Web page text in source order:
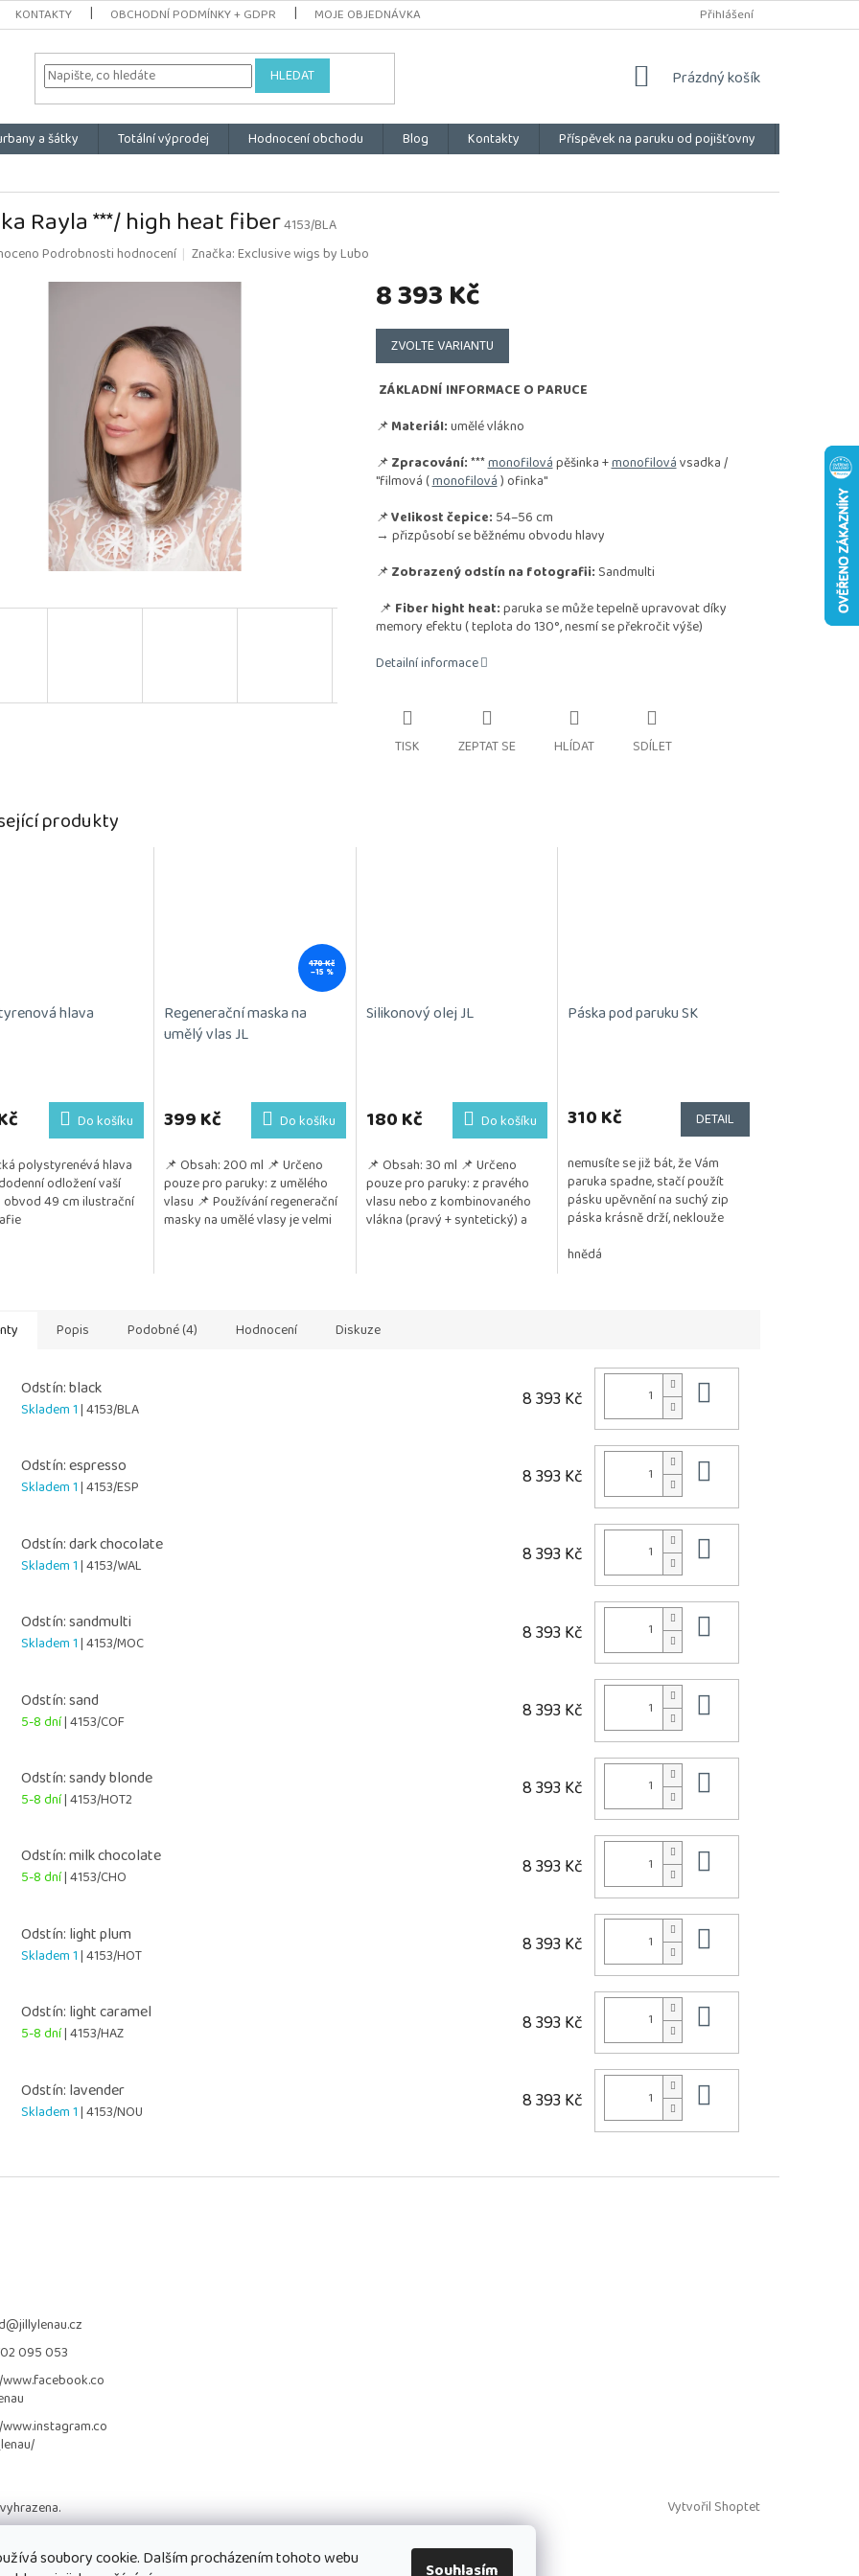
soubory cookie. Dalším procházením tohoto webu
Souhlasím
KONTAKTY OBCHODNÍ PODMÍNKY + GDPR MOJE OBJEDNÁVKA Přihlášení
HLEDAT
NÁKUPNÍ
Prázdný košík
a šátky Totální výprodej Hodnocení obchodu Blog Kontakty Příspěvek na paruku od pojišťovny
Rayla ***/ high heat fiber4153/BLA
Podrobnosti hodnocení Značka:Exclusive wigs by Lubo
8 393 Kč
Měrná
cena:
ZVOLTE VARIANTU
ZÁKLADNÍ INFORMACE O PARUCE
📌Materiál:umělé vlákno
📌Zpracování:***monofilovápěšinka +monofilovávsadka /
"filmová (monofilová) ofinka"
📌Velikost čepice: 54–56 cm
→ přizpůsobí se běžnému obvodu hlavy
📌Zobrazený odstín na fotografii: Sandmulti
📌 Fiber hight heat:paruka se může tepelně upravovat díky
memory efektu ( teplota do 130°, nesmí se překročit výše)
Detailní informace
TISK ZEPTAT SE HLÍDAT SDÍLET
produkty
hlava
Do košíku
polystyrenévá hlava
odložení vaší
obvod 49 cm ilustrační
470 Kč
–15 %
Regenerační maska na
umělý vlas JL
399 Kč Do košíku
📌 Obsah: 200 ml 📌 Určeno
pouze pro paruky: z umělého
vlasu 📌 Používání regenerační
masky na umělé vlasy je velmi
Silikonový olej JL
180 Kč Do košíku
📌 Obsah: 30 ml 📌 Určeno
pouze pro paruky: z pravého
vlasu nebo z kombinovaného
vlákna (pravý + syntetický) a
Páska pod paruku SK
310 Kč DETAIL
nemusíte se již bát, že Vám
paruka spadne, stačí použít
pásku upěvnění na suchý zip
páska krásně drží, neklouže
hnědá
Popis Podobné (4) Hodnocení Diskuze
Odstín: black
Skladem 1| 4153/BLA 8 393 Kč
Odstín: espresso
Skladem 1| 4153/ESP 8 393 Kč
Odstín: dark chocolate
Skladem 1| 4153/WAL 8 393 Kč
Odstín: sandmulti
Skladem 1| 4153/MOC 8 393 Kč
Odstín: sand
5-8 dní| 4153/COF 8 393 Kč
Odstín: sandy blonde
5-8 dní| 4153/HOT2 8 393 Kč
Odstín: milk chocolate
5-8 dní| 4153/CHO 8 393 Kč
Odstín: light plum
Skladem 1| 4153/HOT 8 393 Kč
Odstín: light caramel
5-8 dní| 4153/HAZ 8 393 Kč
Odstín: lavender
Skladem 1| 4153/NOU 8 393 Kč
@jillylenau.cz
095 053
Vytvořil Shoptet